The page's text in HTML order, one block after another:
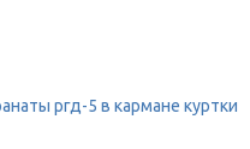
ргд-5 в кармане куртки